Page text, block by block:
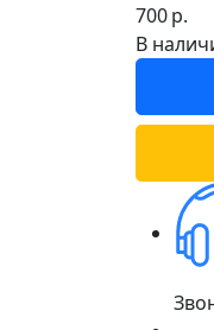
700р.
В